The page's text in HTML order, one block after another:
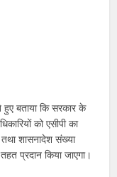
बताया कि सरकार के
को एसीपी का
शासनादेश संख्या
प्रदान किया जाएगा।